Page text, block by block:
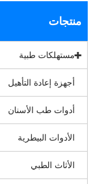
منتجات
مستهلكات طبية
أجهزة إعادة التأهيل
أدوات طب الأسنان
الأدوات البيطرية
الأثاث الطبي